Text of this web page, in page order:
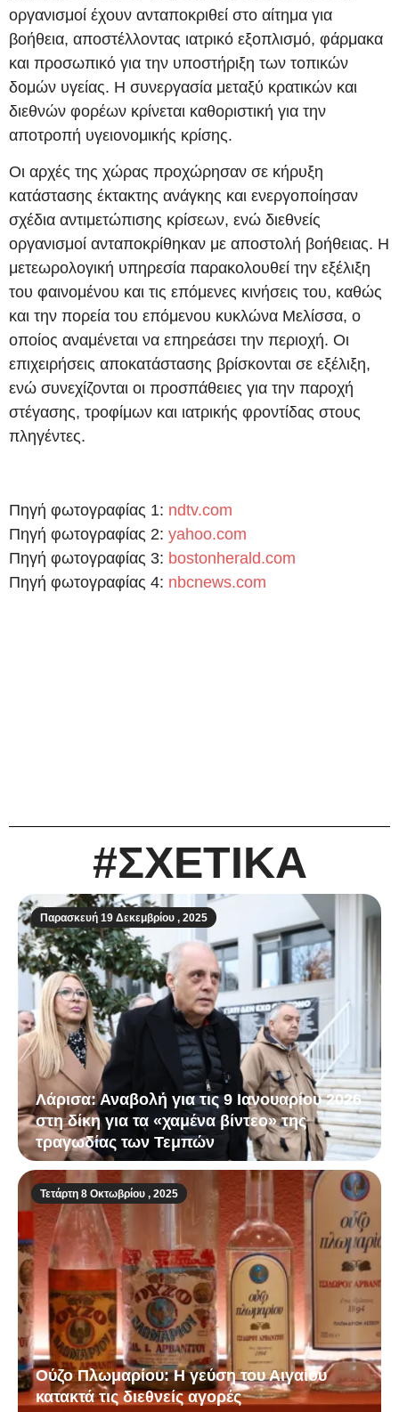
οργανισμοί έχουν ανταποκριθεί στο αίτημα για
βοήθεια, αποστέλλοντας ιατρικό εξοπλισμό, φάρμακα
και προσωπικό για την υποστήριξη των τοπικών
δομών υγείας. Η συνεργασία μεταξύ κρατικών και
διεθνών φορέων κρίνεται καθοριστική για την
αποτροπή υγειονομικής κρίσης.
Οι αρχές της χώρας προχώρησαν σε κήρυξη
κατάστασης έκτακτης ανάγκης και ενεργοποίησαν
σχέδια αντιμετώπισης κρίσεων, ενώ διεθνείς
οργανισμοί ανταποκρίθηκαν με αποστολή βοήθειας. Η
μετεωρολογική υπηρεσία παρακολουθεί την εξέλιξη
του φαινομένου και τις επόμενες κινήσεις του, καθώς
και την πορεία του επόμενου κυκλώνα Μελίσσα, ο
οποίος αναμένεται να επηρεάσει την περιοχή. Οι
επιχειρήσεις αποκατάστασης βρίσκονται σε εξέλιξη,
ενώ συνεχίζονται οι προσπάθειες για την παροχή
στέγασης, τροφίμων και ιατρικής φροντίδας στους
πληγέντες.
Πηγή φωτογραφίας 1: ndtv.com
Πηγή φωτογραφίας 2: yahoo.com
Πηγή φωτογραφίας 3: bostonherald.com
Πηγή φωτογραφίας 4: nbcnews.com
#ΣΧΕΤΙΚΑ
Παρασκευή 19 Δεκεμβρίου , 2025
Λάρισα: Αναβολή για τις 9 Ιανουαρίου 2026
στη δίκη για τα «χαμένα βίντεο» της
τραγωδίας των Τεμπών
Τετάρτη 8 Οκτωβρίου , 2025
Ούζο Πλωμαρίου: Η γεύση του Αιγαίου
κατακτά τις διεθνείς αγορές